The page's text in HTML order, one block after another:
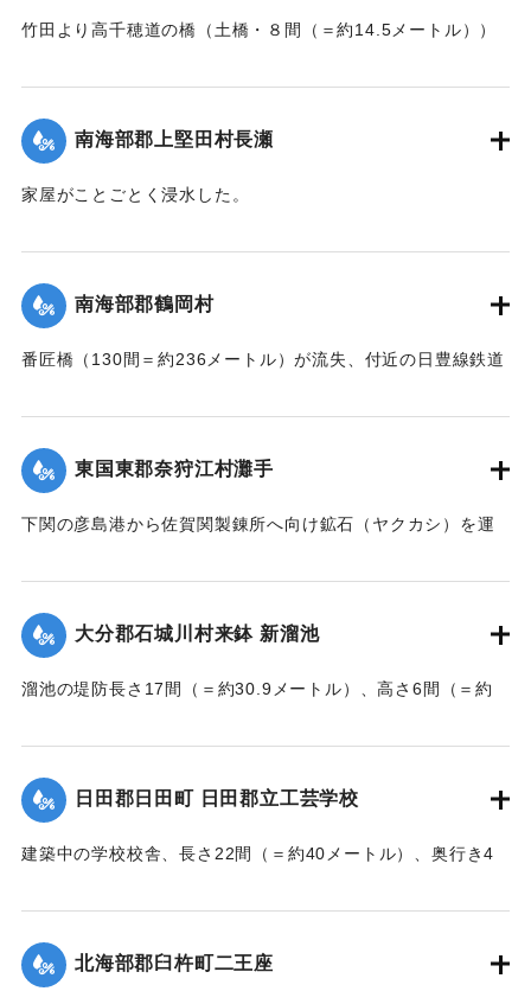
竹田より高千穂道の橋（土橋・８間（＝約14.5メートル））
｜固有コード: 002680201
南海部郡上堅田村長瀬
家屋がことごとく浸水した。
｜固有コード:
南海部郡鶴岡村
番匠橋（130間＝約236メートル）が流失、付近の日豊線鉄道
｜固有コード: 002680194
東国東郡奈狩江村灘手
下関の彦島港から佐賀関製錬所へ向け鉱石（ヤクカシ）を運
江村の漁業組合の2人が発見し、消防組と協力、現場へ決死者
7人選抜し現場へ急行させ、辛うじて救助した。
【出典：大分新聞 大正7年7月16日7面（15日夕刊）】
大分郡石城川村来鉢 新溜池
溜池の堤防長さ17間（＝約30.9メートル）、高さ6間（＝約
額は2000円の見込み。
【出典：大分新聞 大正7年7月16日7面（15日夕刊）】
｜固有コード: 002680196
日田郡日田町 日田郡立工芸学校
建築中の学校校舎、長さ22間（＝約40メートル）、奥行き4
校舎は6分方しか竣成しておらず、損害は軽微だった。
【出典：大分新聞 大正7年7月16日7面（15日夕刊）】
北海部郡臼杵町二王座